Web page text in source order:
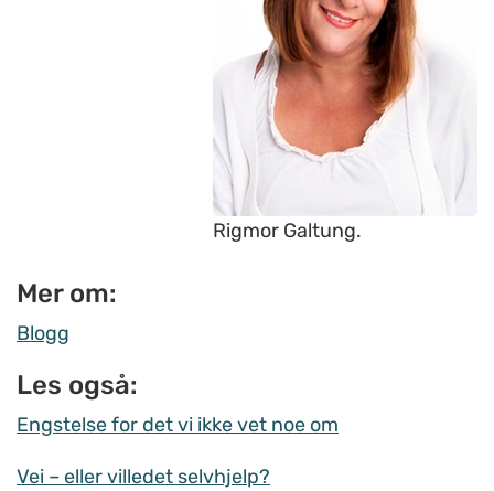
Rigmor Galtung.
Mer om:
Blogg
Les også:
Engstelse for det vi ikke vet noe om
Vei – eller villedet selvhjelp?